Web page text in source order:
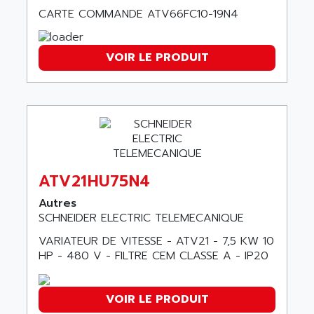
LCA
CNC ALPHA
SMART TOUCH
GP 70 SERIE
S4-S4C
FESTO ELECTRONIC
TOUCHVIEW
REDIPANEL
MULTI-SERVO
RECTIVAR
AEV
AFAG
AGASTAT
AGE POWERBLOCK
AGETEM
AGI
AGIE
AGILENT
AGILENT TECHNOLOGIES
CARTE COMMANDE ATV66FC10-19N4
VOIR LE PRODUIT
ATV21HU75N4
Autres
SCHNEIDER ELECTRIC TELEMECANIQUE
VARIATEUR DE VITESSE - ATV21 - 7,5 KW 10
HP - 480 V - FILTRE CEM CLASSE A - IP20
VOIR LE PRODUIT